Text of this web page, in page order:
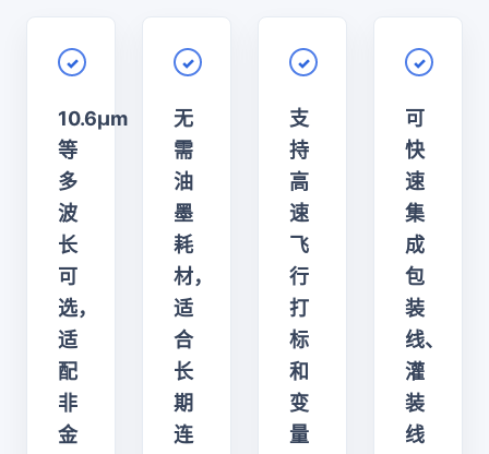
✓
10.6μm
等
多
波
长
可
选，
适
配
非
金
✓
无
需
油
墨
耗
材，
适
合
长
期
连
✓
支
持
高
速
飞
行
打
标
和
变
量
✓
可
快
速
集
成
包
装
线、
灌
装
线